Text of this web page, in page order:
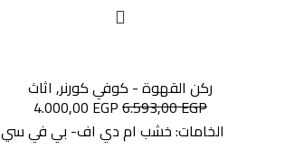
ركن القهوة - كوفي كورنر, اثاث
6.593,00EGP
4.000,00 EGP
الخامات: خشب ام دي اف- بي في سي